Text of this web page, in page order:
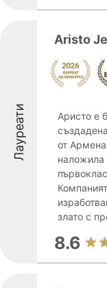
Лауреати
Aristo
Аристо е
от
наложила
злато с
8.6